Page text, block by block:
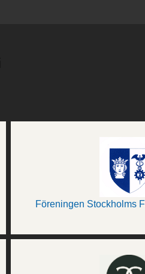
Föreningen Stockholms